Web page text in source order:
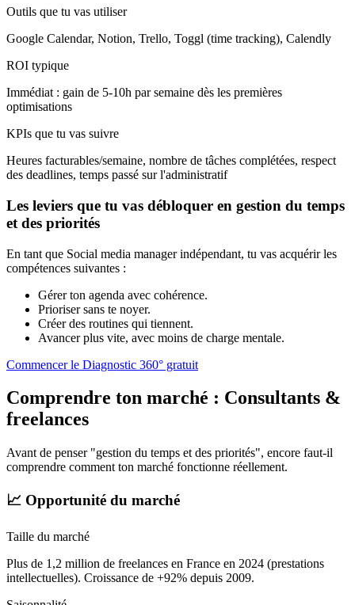
Outils que tu vas utiliser
Google Calendar, Notion, Trello, Toggl (time tracking), Calendly
ROI typique
Immédiat : gain de 5-10h par semaine dès les premières
optimisations
KPIs que tu vas suivre
Heures facturables/semaine, nombre de tâches complétées, respect
des deadlines, temps passé sur l'administratif
Les leviers que tu vas débloquer en gestion du temps
et des priorités
En tant que Social media manager indépendant, tu vas acquérir les
compétences suivantes :
Gérer ton agenda avec cohérence.
Prioriser sans te noyer.
Créer des routines qui tiennent.
Avancer plus vite, avec moins de charge mentale.
Commencer le Diagnostic 360° gratuit
Comprendre ton marché : Consultants &
freelances
Avant de penser "gestion du temps et des priorités", encore faut-il
comprendre comment ton marché fonctionne réellement.
📈 Opportunité du marché
Taille du marché
Plus de 1,2 million de freelances en France en 2024 (prestations
intellectuelles). Croissance de +92% depuis 2009.